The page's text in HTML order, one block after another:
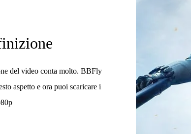
del video conta molto. BBFly
aspetto e ora puoi scaricare i